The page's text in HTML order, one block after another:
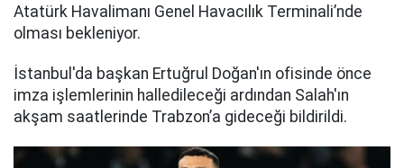
Atatürk Havalimanı Genel Havacılık Terminali’nde
olması bekleniyor.
İstanbul'da başkan Ertuğrul Doğan'ın ofisinde önce
imza işlemlerinin halledileceği ardından Salah'ın
akşam saatlerinde Trabzon’a gideceği bildirildi.